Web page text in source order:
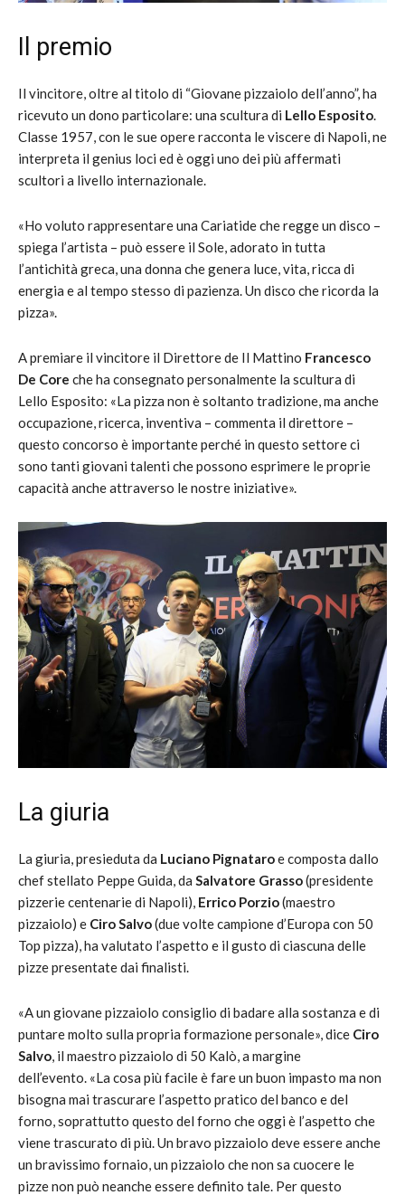
Il premio
Il vincitore, oltre al titolo di “Giovane pizzaiolo dell’anno”, ha
ricevuto un dono particolare: una scultura di Lello Esposito
Classe 1957, con le sue opere racconta le viscere di Napoli, ne
interpreta il genius loci ed è oggi uno dei più affermati
scultori a livello internazionale.
«Ho voluto rappresentare una Cariatide che regge un disco –
spiega l’artista – può essere il Sole, adorato in tutta
l’antichità greca, una donna che genera luce, vita, ricca di
energia e al tempo stesso di pazienza. Un disco che ricorda la
pizza».
A premiare il vincitore il Direttore de Il Mattino Francesco
De Core che ha consegnato personalmente la scultura di
Lello Esposito: «La pizza non è soltanto tradizione, ma anche
occupazione, ricerca, inventiva – commenta il direttore –
questo concorso è importante perché in questo settore ci
sono tanti giovani talenti che possono esprimere le proprie
capacità anche attraverso le nostre iniziative».
La giuria
La giuria, presieduta da Luciano Pignataroe composta dallo
chef stellato Peppe Guida, da Salvatore Grasso(presidente
pizzerie centenarie di Napoli), Errico Porzio(maestro
pizzaiolo) e Ciro Salvo(due volte campione d’Europa con 50
Top pizza), ha valutato l’aspetto e il gusto di ciascuna delle
pizze presentate dai finalisti.
«A un giovane pizzaiolo consiglio di badare alla sostanza e di
puntare molto sulla propria formazione personale», dice Ciro
Salvo , il maestro pizzaiolo di 50 Kalò, a margine
dell’evento. «La cosa più facile è fare un buon impasto ma non
bisogna mai trascurare l’aspetto pratico del banco e del
forno, soprattutto questo del forno che oggi è l’aspetto che
viene trascurato di più. Un bravo pizzaiolo deve essere anche
un bravissimo fornaio, un pizzaiolo che non sa cuocere le
pizze non può neanche essere definito tale. Per questo